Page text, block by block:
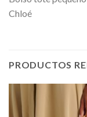
Chloé
PRODUCTOS